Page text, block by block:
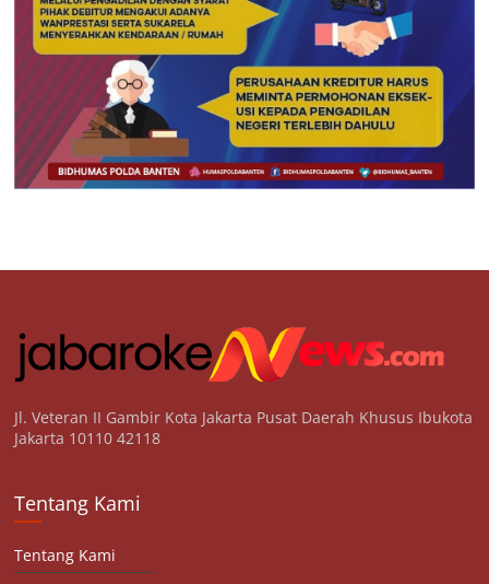
Jl. Veteran II Gambir Kota Jakarta Pusat Daerah Khusus Ibukota
Jakarta 10110 42118
Tentang Kami
Tentang Kami